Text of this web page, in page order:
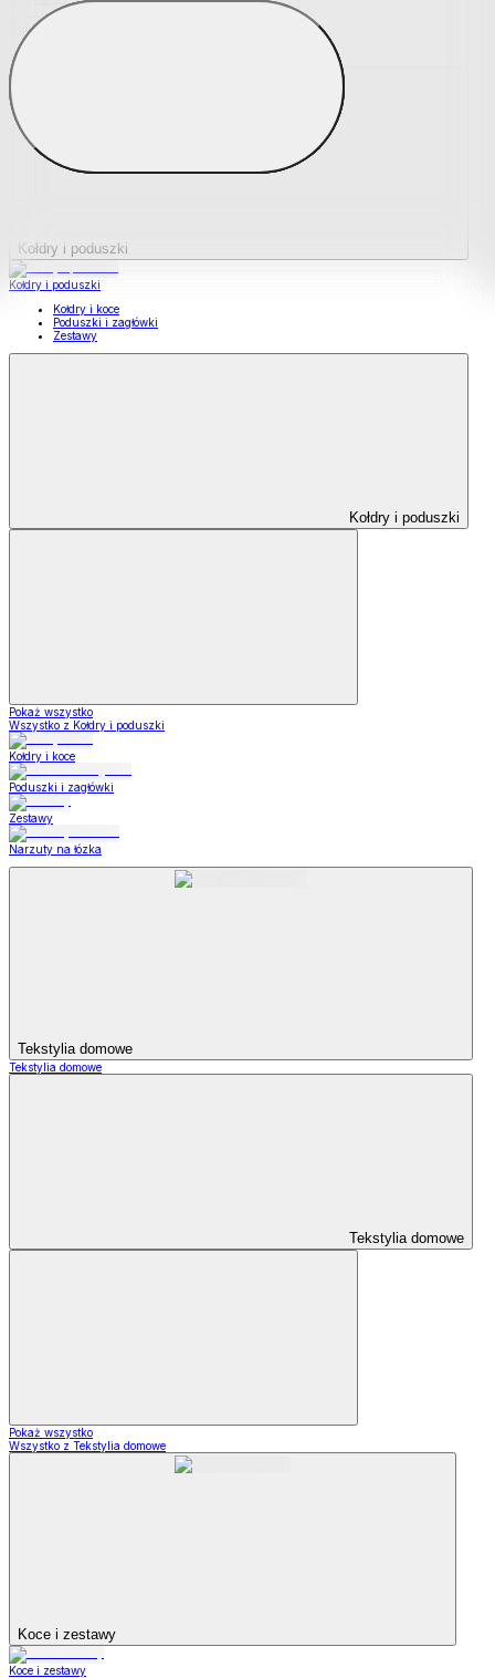
Podkładki na materace
Materace nawierzchniowe
Kołdry i poduszki
Kołdry i poduszki
Kołdry i koce
Poduszki i zagłówki
Zestawy
Kołdry i poduszki
Pokaż wszystko
Wszystko z Kołdry i poduszki
Kołdry i koce
Poduszki i zagłówki
Zestawy
Narzuty na łózka
Tekstylia domowe
Tekstylia domowe
Tekstylia domowe
Pokaż wszystko
Wszystko z Tekstylia domowe
Koce i zestawy
Koce i zestawy